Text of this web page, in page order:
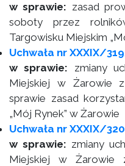
w sprawie: zasad
soboty przez
Targowisku Miejskim
Uchwała nr XXXIX/
w sprawie: zmiany
Miejskiej w Żarowie
sprawie zasad
„Mój Rynek” w Żarowie
Uchwała nr XXXIX/
w sprawie: zmiany
Miejskiej w Żarowie